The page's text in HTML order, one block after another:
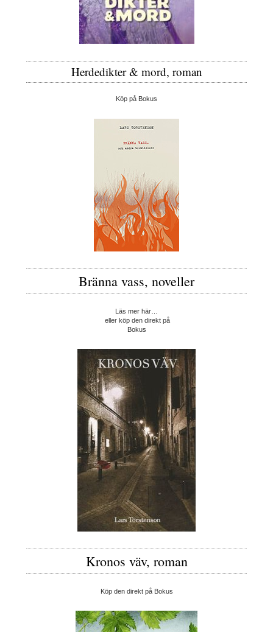
Herdedikter & mord, roman
Köp på Bokus
Bränna vass, noveller
Läs mer här…
eller köp den direkt på
Bokus
Kronos väv, roman
Köp den direkt på Bokus